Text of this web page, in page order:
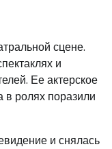
сцене.
и
Ее актерское
в ролях поразили
и снялась